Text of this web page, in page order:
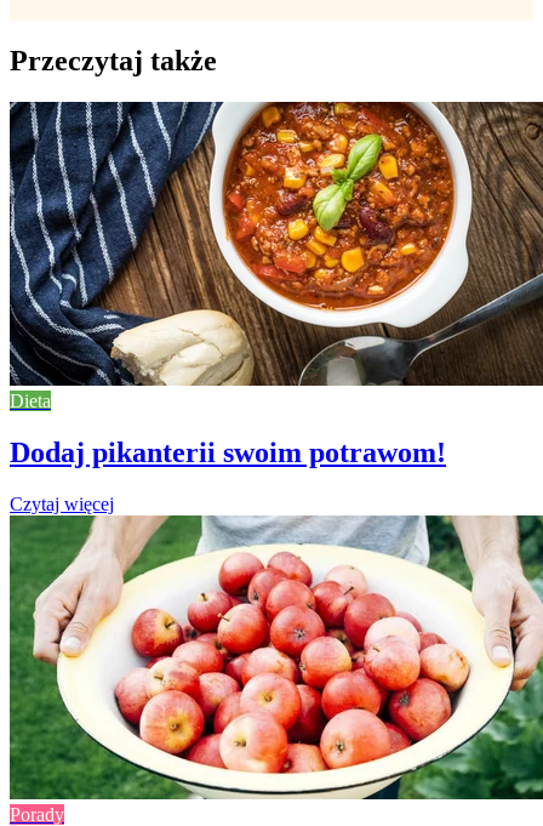
Przeczytaj także
Dieta
Dodaj pikanterii swoim potrawom!
Czytaj więcej
Porady